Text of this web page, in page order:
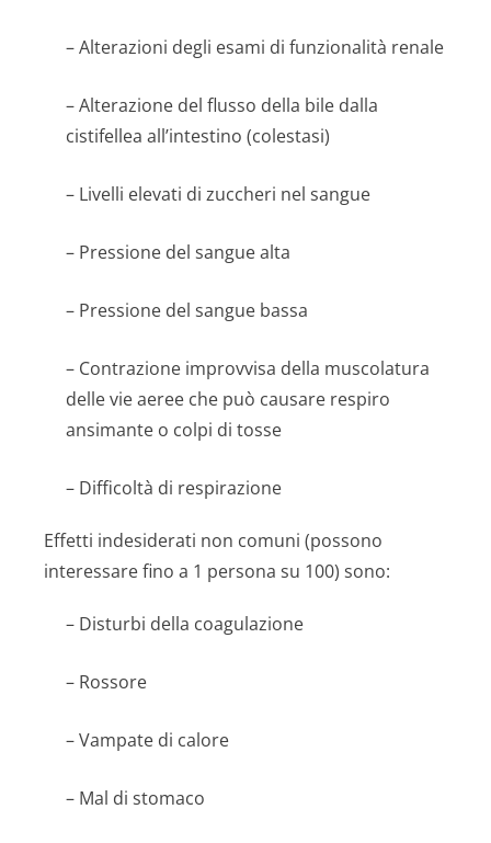
– Alterazioni degli esami di funzionalità renale
– Alterazione del flusso della bile dalla
cistifellea all’intestino (colestasi)
– Livelli elevati di zuccheri nel sangue
– Pressione del sangue alta
– Pressione del sangue bassa
– Contrazione improvvisa della muscolatura
delle vie aeree che può causare respiro
ansimante o colpi di tosse
– Difficoltà di respirazione
Effetti indesiderati non comuni (possono
interessare fino a 1 persona su 100) sono:
– Disturbi della coagulazione
– Rossore
– Vampate di calore
– Mal di stomaco